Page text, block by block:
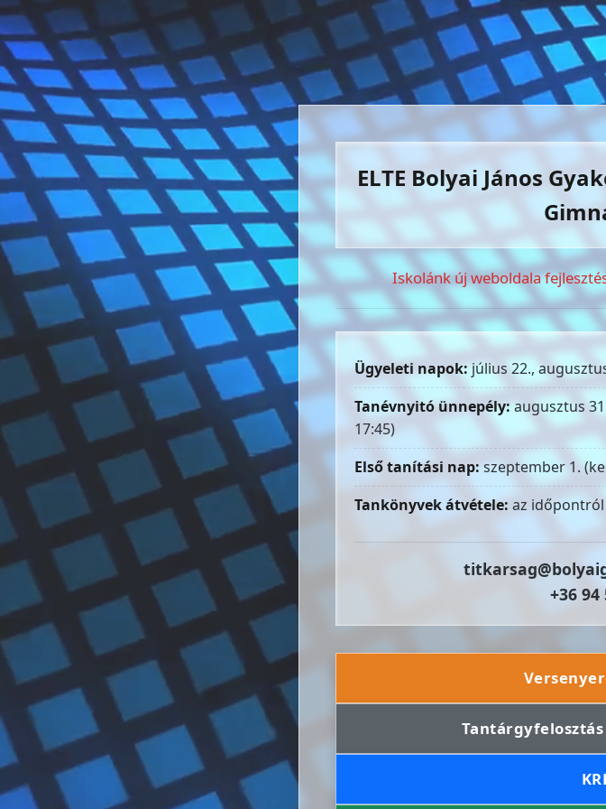
ELTE Bolyai János
Iskolánk új weboldala
Ügyeleti napok:július 22.,
Tanévnyitó ünnepély:augusztus
17:45)
Első tanítási nap: szeptember 1.
Tankönyvek átvétele: az
+36 94